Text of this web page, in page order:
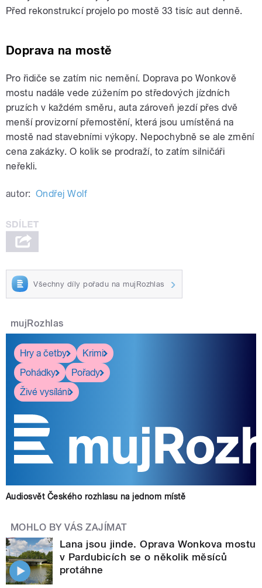
Před rekonstrukcí projelo po mostě 33 tisíc aut denně.
Doprava na mostě
Pro řidiče se zatím nic nemění. Doprava po Wonkově
mostu nadále vede zúžením po středových jízdních
pruzích v každém směru, auta zároveň jezdí přes dvě
menší provizorní přemostění, která jsou umístěná na
mostě nad stavebními výkopy. Nepochybně se ale změní
cena zakázky. O kolik se prodraží, to zatím silničáři
neřekli.
autor: Ondřej Wolf
Všechny díly pořadu na mujRozhlas
mujRozhlas
Hry a četby
Krimi
Pohádky
Pořady
Živé vysílání
Audiosvět Českého rozhlasu na jednom místě
MOHLO BY VÁS ZAJÍMAT
Lana jsou jinde. Oprava Wonkova mostu
v Pardubicích se o několik měsíců
protáhne